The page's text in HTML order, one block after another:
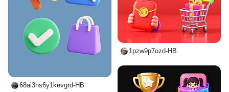
68ai3hs6y1kevgrd-HB
1pzw9p7ozd-HB